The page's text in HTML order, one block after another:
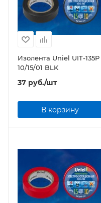
Изолента Uniel UIT-135P
10/15/01 BLK
37 руб./шт
В корзину